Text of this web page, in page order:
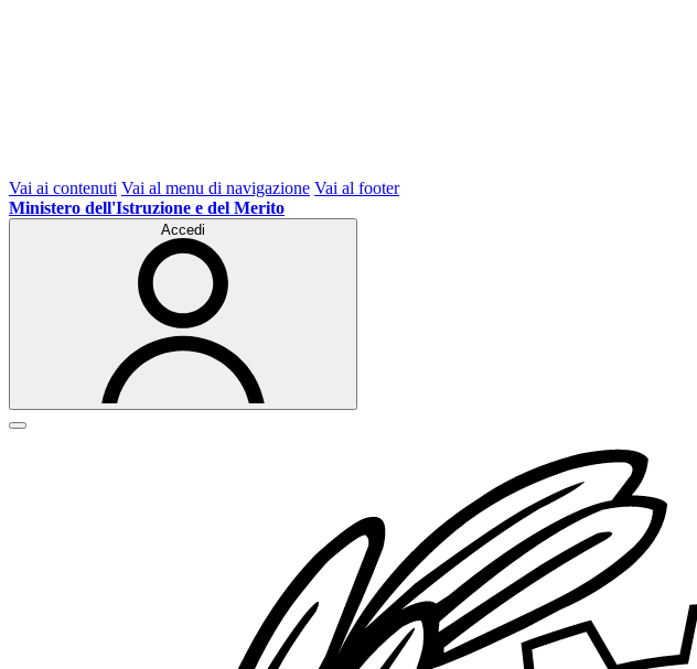
Vai ai contenuti Vai al menu di navigazione Vai al footer
Ministero dell'Istruzione e del Merito
Accedi